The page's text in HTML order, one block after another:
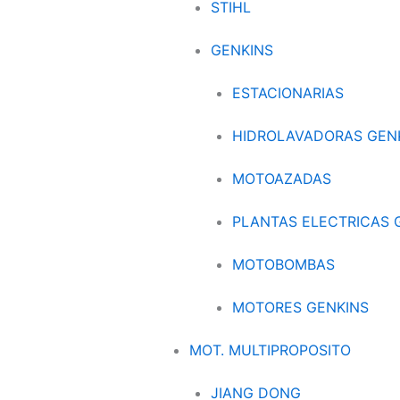
STIHL
GENKINS
ESTACIONARIAS
HIDROLAVADORAS
MOTOAZADAS
PLANTAS ELECTRICAS
MOTOBOMBAS
MOTORES GENKINS
MOT. MULTIPROPOSITO
JIANG DONG